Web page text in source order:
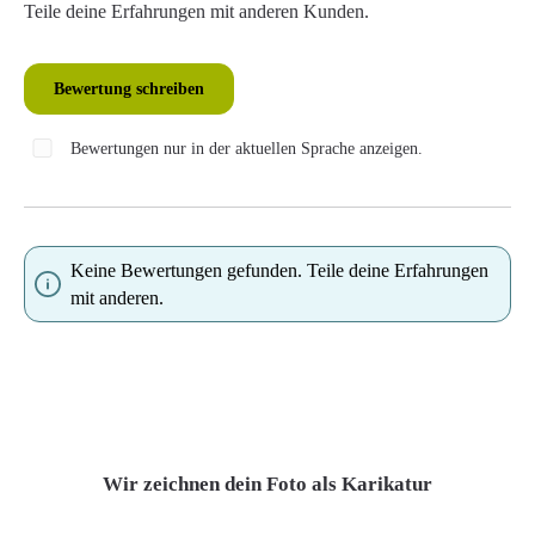
Teile deine Erfahrungen mit anderen Kunden.
Bewertung schreiben
Bewertungen nur in der aktuellen Sprache anzeigen.
Keine Bewertungen gefunden. Teile deine Erfahrungen
mit anderen.
Wir zeichnen dein Foto als Karikatur